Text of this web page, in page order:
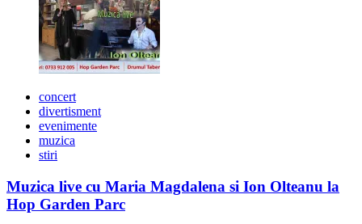
concert
divertisment
evenimente
muzica
stiri
Muzica live cu Maria Magdalena si Ion Olteanu la
Hop Garden Parc